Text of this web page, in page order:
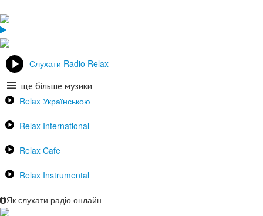
Слухати Radio Relax
ще більше музики
Relax Українською
Relax International
Relax Cafe
Relax Instrumental
Як слухати радіо онлайн